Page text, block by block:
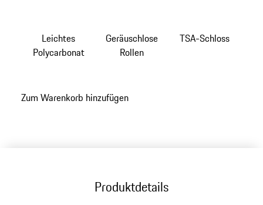
Leichtes
Polycarbonat
Geräuschlose
Rollen
TSA-Schloss
Zum Warenkorb hinzufügen
Produktdetails